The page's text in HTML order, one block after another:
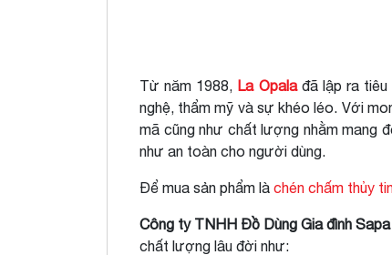
Từ năm 1988, La Opalađã lập ra tiêu
nghệ, thẩm mỹ và sự khéo léo. Với
mã cũng như chất lượng nhằm mang
như an toàn cho người dùng.
Để mua sản phẩm là chén chấm thủy
Công ty TNHH Đồ Dùng Gia đình Sapa
chất lượng lâu đời như: